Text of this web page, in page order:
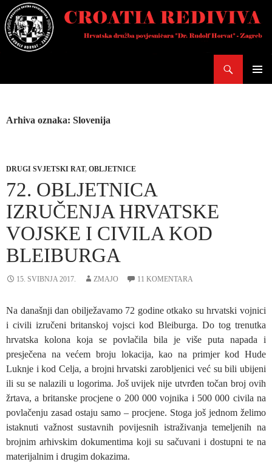
Skoči
do
sadržaja
Arhiva oznaka: Slovenija
DRUGI SVJETSKI RAT, OBLJETNICE
72. OBLJETNICA
IZRUČENJA HRVATSKE
VOJSKE I CIVILA KOD
BLEIBURGA
15. SVIBNJA 2017. ZMAJO 11 KOMENTARA
Na današnji dan obilježavamo 72 godine otkako su hrvatski vojnici
i civili izručeni britanskoj vojsci kod Bleiburga. Do tog trenutka
hrvatska kolona koja se povlačila bila je više puta napada i
presječena na većem broju lokacija, kao na primjer kod Hude
Luknje i kod Celja, a brojni hrvatski zarobljenici već su bili ubijeni
ili su se nalazili u logorima. Još uvijek nije utvrđen točan broj ovih
žrtava, a britanske procjene o 200 000 vojnika i 500 000 civila na
povlačenju zasad ostaju samo – procjene. Stoga još jednom želimo
istaknuti važnost sustavnih povijesnih istraživanja temeljenih na
brojnim arhivskim dokumentima koji su sačuvani i dostupni te na
materijalnim i drugim dokazima.